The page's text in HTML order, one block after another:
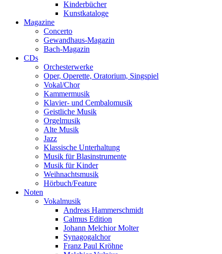
Kinderbücher
Kunstkataloge
Magazine
Concerto
Gewandhaus-Magazin
Bach-Magazin
CDs
Orchesterwerke
Oper, Operette, Oratorium, Singspiel
Vokal/Chor
Kammermusik
Klavier- und Cembalomusik
Geistliche Musik
Orgelmusik
Alte Musik
Jazz
Klassische Unterhaltung
Musik für Blasinstrumente
Musik für Kinder
Weihnachtsmusik
Hörbuch/Feature
Noten
Vokalmusik
Andreas Hammerschmidt
Calmus Edition
Johann Melchior Molter
Synagogalchor
Franz Paul Kröhne